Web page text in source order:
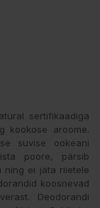
sertifikaadiga
kookose aroome.
suvise ookeani
poore, pärsib
ning ei jäta riietele
koosnevad
Deodorandi